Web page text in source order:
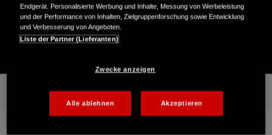
TECHNISCHE DATEN
Auf einen Blick Hauptmerkmale Galerie Alle
Endgerät. Personalisierte Werbung und Inhalte, Messung von Werbeleistung
und der Performance von Inhalten, Zielgruppenforschung sowie Entwicklung
und Verbesserung von Angeboten.
Liste der Partner (Lieferanten)
Zwecke anzeigen
Alle ablehnen Akzeptieren